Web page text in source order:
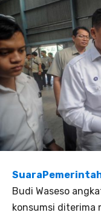
Budi Waseso
konsumsi diterima